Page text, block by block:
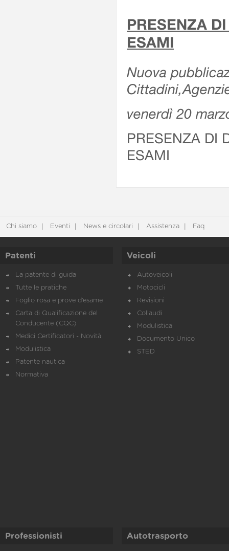
PRESENZA
ESAMI
Nuova
venerdì 20
PRESENZA DI
ESAMI
Chi siamo Eventi News e circolari Assistenza Faq
Patenti
La patente di guida
Tutte le pratiche
Foglio rosa e prove d’esame
Carta di Qualificazione del
Conducente (CQC)
Medici Certificatori - Novità
Modulistica
Patente nautica
Normativa
Veicoli
Autoveicoli
Motocicli
Revisioni
Collaudi
Modulistica
Documento Unico
STED
Professionisti Autotrasporto